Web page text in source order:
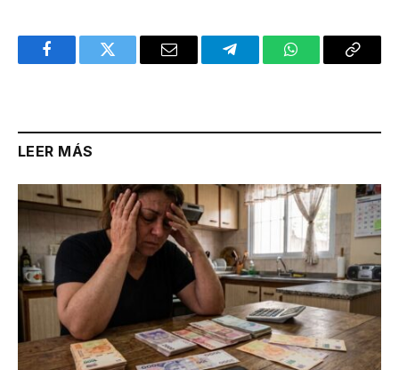
FacebookTwitter Email TelegramWhatsAppCopy
LEER MÁS